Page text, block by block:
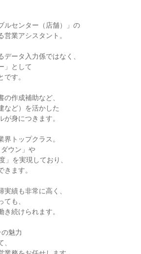
ルセンター（店舗）」の
営業アシスタント。
ータ入力係ではなく、
」として
す。
作成補助など、
など）を活かした
が身につきます。
トップクラス。
ダウン」や
」を実現しており、
ます。
績も非常に高く、
も、
続けられます。
魅力